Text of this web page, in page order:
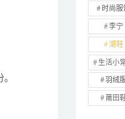
时尚服
李宁
潮鞋
生活小
羽绒
莆田